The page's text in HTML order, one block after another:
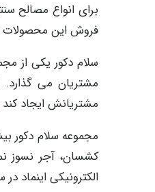
برای انواع مصالح
فروش این محصولات
مشتریان می
مشتریانش ایجاد
کشسان، آجر نسوز
الکترونیکی اینماد